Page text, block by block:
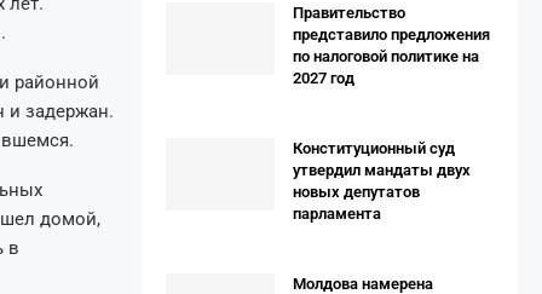
районной
и задержан.
домой,
в
Правительство
представило предложения
по налоговой политике на
2027 год
Конституционный суд
утвердил мандаты двух
новых депутатов
парламента
Молдова намерена